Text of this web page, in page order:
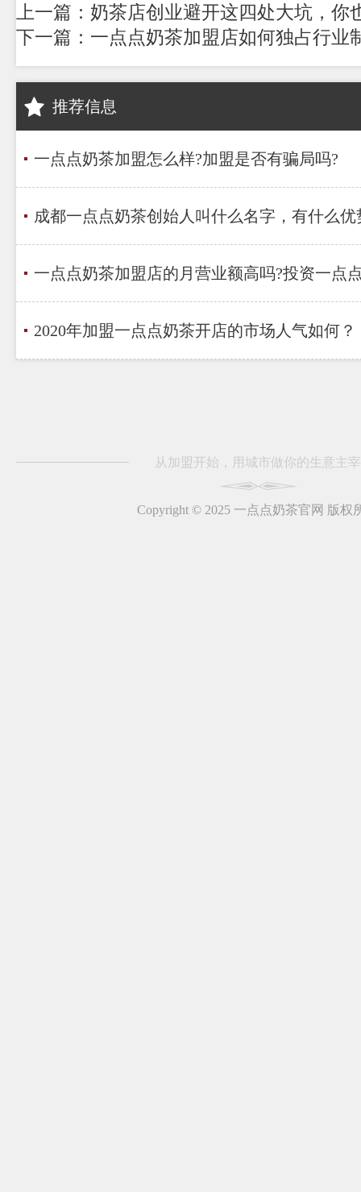
上一篇：奶茶店创业避开这四处大坑，你
下一篇：一点点奶茶加盟店如何独占行业
推荐信息
一点点奶茶加盟怎么样?加盟是否有骗局吗?
成都一点点奶茶创始人叫什么名字，有什么优
一点点奶茶加盟店的月营业额高吗?投资一点
2020年加盟一点点奶茶开店的市场人气如何？
从加盟开始，用城市做你的生意主宰
Copyright © 2025 一点点奶茶官网 版权